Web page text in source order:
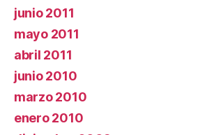
junio 2011
mayo 2011
abril 2011
junio 2010
marzo 2010
enero 2010